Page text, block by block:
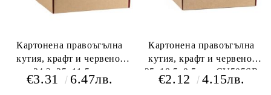
Картонена правоъгълна
кутия, крафт и червено,
34.2x25x11.5 см,
CV505MR
€3.31 6.47лв.
Картонена правоъгълна
кутия, крафт и червено,
25x18.5x9.5 см, CV505SR
€2.12 4.15лв.